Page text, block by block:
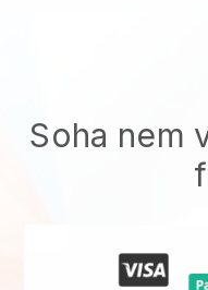
Soha nem